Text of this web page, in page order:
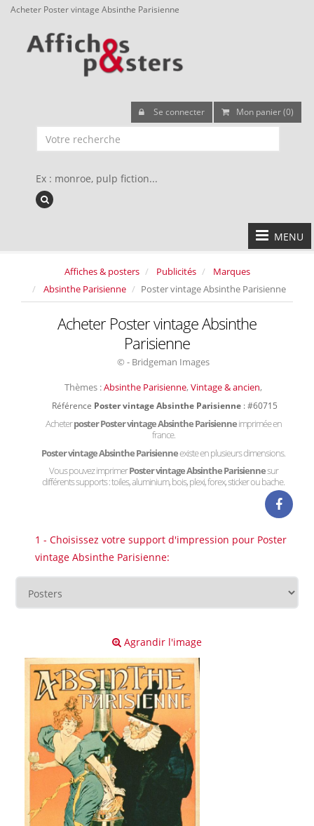
Acheter Poster vintage Absinthe Parisienne
Se connecter Mon panier (0)
Ex : monroe, pulp fiction...
MENU
Affiches & posters Publicités
Marques
Absinthe Parisienne
Poster vintage Absinthe Parisienne
Acheter Poster vintage Absinthe
Parisienne
© - Bridgeman Images
Thèmes :Absinthe Parisienne, Vintage & ancien,
Référence Poster vintage Absinthe Parisienne : #60715
Acheterposter Poster vintage Absinthe Parisienneimprimée en
france.
Poster vintage Absinthe Parisienneexiste en plusieurs dimensions.
Vous pouvez imprimerPoster vintage Absinthe Parisiennesur
différents supports : toiles, aluminium, bois, plexi, forex, sticker ou bache.
1 - Choisissez votre support d'impression pour Poster
vintage Absinthe Parisienne:
Agrandir l'image